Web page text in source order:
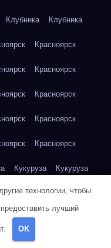
Клубника Клубника
Красноярск
Красноярск
Красноярск
Красноярск
Красноярск
Кукуруза Кукуруза
Кукуруза Кукуруза
Куриная грудка
технологии, чтобы
лучший
OK